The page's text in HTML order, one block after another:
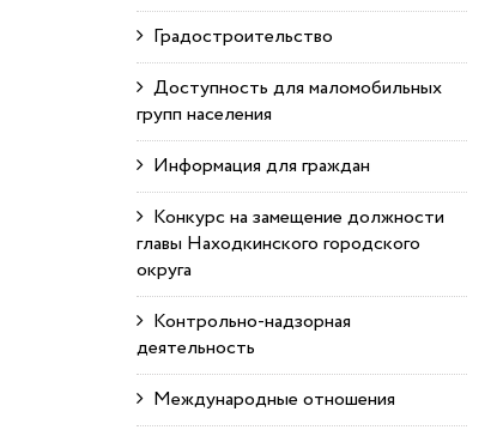
Градостроительство
Доступность для маломобильных
групп населения
Информация для граждан
Конкурс на замещение должности
главы Находкинского городского
округа
Контрольно-надзорная
деятельность
Международные отношения